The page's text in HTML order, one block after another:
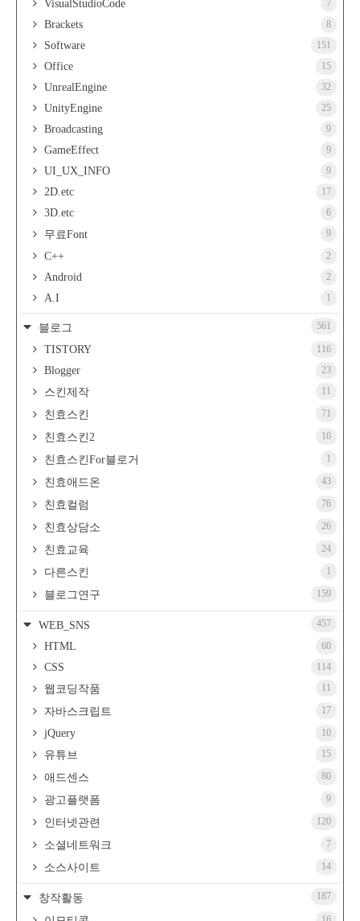
VisualStudioCode 7
Brackets 8
Software 151
Office 15
UnrealEngine 32
UnityEngine 25
Broadcasting 9
GameEffect 9
UI_UX_INFO 9
2D.etc 17
3D.etc 6
무료Font 9
C++ 2
Android 2
A.I 1
블로그 561
TISTORY 116
Blogger 23
스킨제작 11
친효스킨 71
친효스킨2 10
친효스킨For블로거 1
친효애드온 43
친효컬럼 76
친효상담소 26
친효교육 24
다른스킨 1
블로그연구 159
WEB_SNS 457
HTML 60
CSS 114
웹코딩작품 11
자바스크립트 17
jQuery 10
유튜브 15
애드센스 80
광고플랫폼 9
인터넷관련 120
소셜네트워크 7
소스사이트 14
창작활동 187